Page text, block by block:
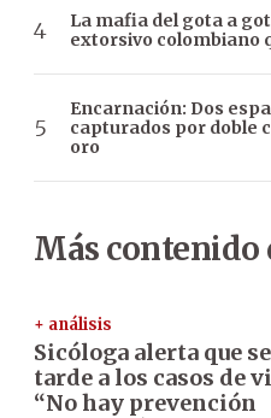
La mafia del gota a
extorsivo colombiano
Encarnación: Dos
capturados por doble
oro
Más contenido
+ análisis
Sicóloga alerta que
tarde a los casos de
“No hay prevención